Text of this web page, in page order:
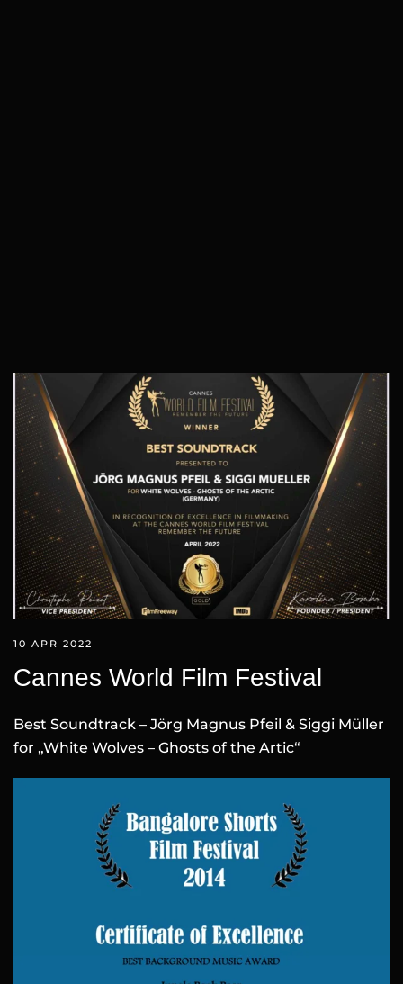
10 APR 2022
Cannes World Film Festival
Best Soundtrack – Jörg Magnus Pfeil & Siggi Müller
for „White Wolves – Ghosts of the Artic“